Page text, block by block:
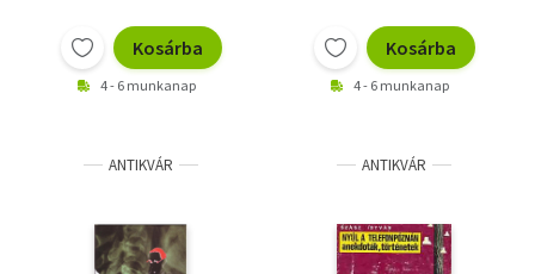
Kosárba
4 - 6 munkanap
Kosárba
4 - 6 munkanap
ANTIKVÁR ANTIKVÁR